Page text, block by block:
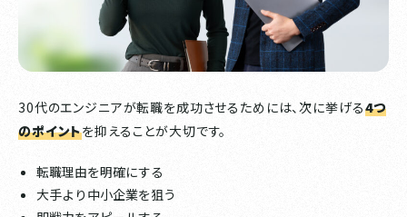
30代のエンジニアが転職を成功させるためには、次に挙げる4つ
のポイントを抑えることが大切です。
転職理由を明確にする
大手より中小企業を狙う